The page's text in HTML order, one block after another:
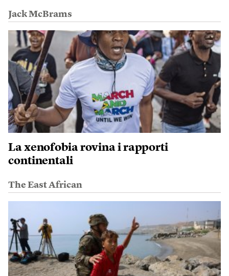
Jack McBrams
La xenofobia rovina i rapporti
continentali
The East African